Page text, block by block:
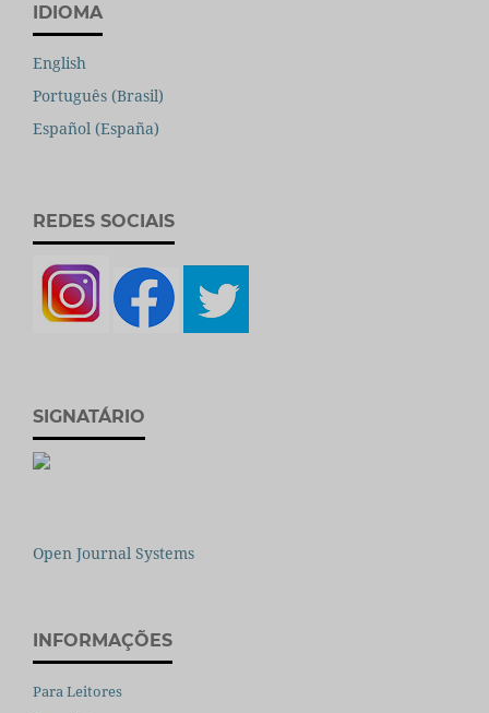
IDIOMA
English
Português (Brasil)
Español (España)
REDES SOCIAIS
SIGNATÁRIO
Open Journal Systems
INFORMAÇÕES
Para Leitores